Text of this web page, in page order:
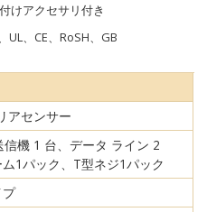
けアクセサリ付き
UL、CE、RoSH、GB
アセンサー
機 1 台、データ ライン 2
1パック、T型ネジ1パック
プ